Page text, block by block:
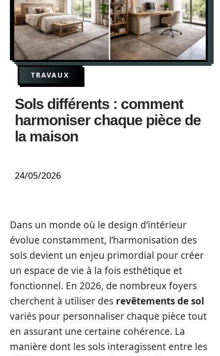
TRAVAUX
Sols différents : comment
harmoniser chaque pièce de
la maison
24/05/2026
Dans un monde où le design d’intérieur
évolue constamment, l’harmonisation des
sols devient un enjeu primordial pour créer
un espace de vie à la fois esthétique et
fonctionnel. En 2026, de nombreux foyers
cherchent à utiliser des revêtements de sol
variés pour personnaliser chaque pièce tout
en assurant une certaine cohérence. La
manière dont les sols interagissent entre les